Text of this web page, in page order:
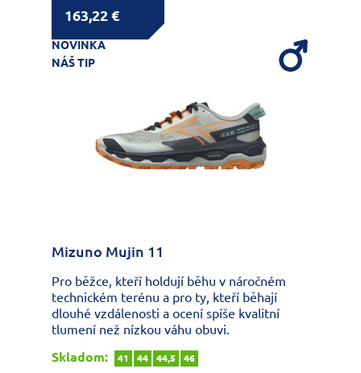
163,22 €
NOVINKA
NÁŠ TIP
Mizuno Mujin 11
Pro běžce, kteří holdují běhu v náročném
technickém terénu a pro ty, kteří běhají
dlouhé vzdálenosti a ocení spíše kvalitní
tlumení než nízkou váhu obuvi.
Skladom:
41 44 44,5 46